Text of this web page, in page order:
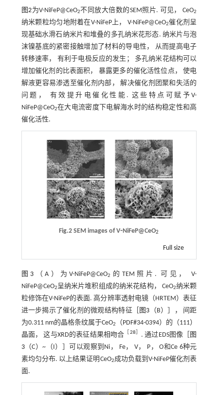
图2为V-NiFeP@CeO2不同放大倍数的SEM照片. 可见， CeO2
纳米颗粒均匀地附着在V-NiFeP上， V-NiFeP@CeO2催化剂呈
现基础水滑石纳米片和堆叠的多孔纳米花形态. 纳米片与泡
沫镍基底的紧密接触增加了材料的导电性， 从而提高电子
转移速率， 有利于电极反应的发生； 多孔纳米花结构可以
增加催化剂的比表面积， 暴露更多的催化活性位点， 使电
解液更容易渗透至催化剂内部， 解决催化剂团聚和失活的
问题， 有效提升电催化性能. 这些特点可赋予V-
NiFeP@CeO2在大电流密度下电解海水时的结构稳定性和高
催化活性.
Fig.2 SEM images of V⁃NiFeP@CeO2
Full size
图3 （A）为V-NiFeP@CeO2
的TEM照片. 可见， V-
NiFeP@CeO2呈纳米片堆积组成的纳米花结构， CeO2纳米颗
粒修饰在V-NiFeP的表面. 高分辨率透射电镜（HRTEM）表征
进一步揭示了催化剂的微观结构特征［
图3 （B）］， 间距
为0.311 nm的晶格条纹属于CeO2
（PDF#34-0394）的（111）
晶面， 这与XRD的表征结果相吻合 ［28］ . 通过EDS图像［
图
3（C）~（I）］可以观察到Ni， Fe， V， P， O和Ce 6种元
素均匀分布. 以上结果证明CeO2成功负载到V-NiFeP催化剂表
面.